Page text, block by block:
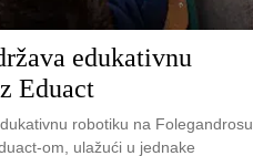
edukativnu
Eduact
robotiku na Folegandrosu
om, ulažući u jednake